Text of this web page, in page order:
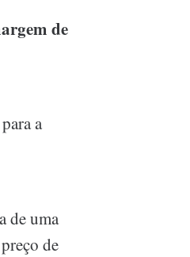
de
a
de uma
de